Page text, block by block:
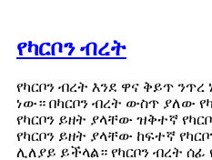
የካርቦን ብረት
የካርቦን ብረት እንደ ዋና ቅይጥ ንጥረ
ነው። በካርቦን ብረት ውስጥ ያለው
የካርቦን ይዘት ያላቸው ዝቅተኛ
የካርቦን ይዘት ያላቸው ከፍተኛ
ሊለያይ ይችላል። የካርቦን ብረት